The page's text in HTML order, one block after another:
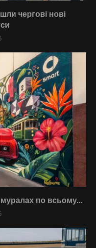
чергові нові
по всьому...